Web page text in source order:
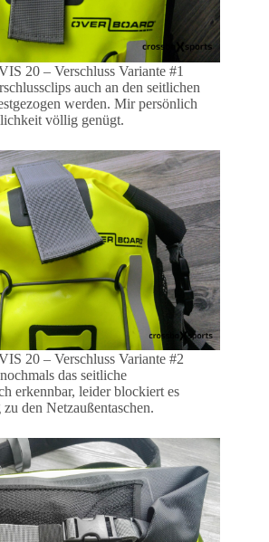
20 – Verschluss Variante #1
auch an den seitlichen
werden. Mir persönlich
völlig genügt.
20 – Verschluss Variante #2
das seitliche
erkennbar, leider blockiert es
den Netzaußentaschen.